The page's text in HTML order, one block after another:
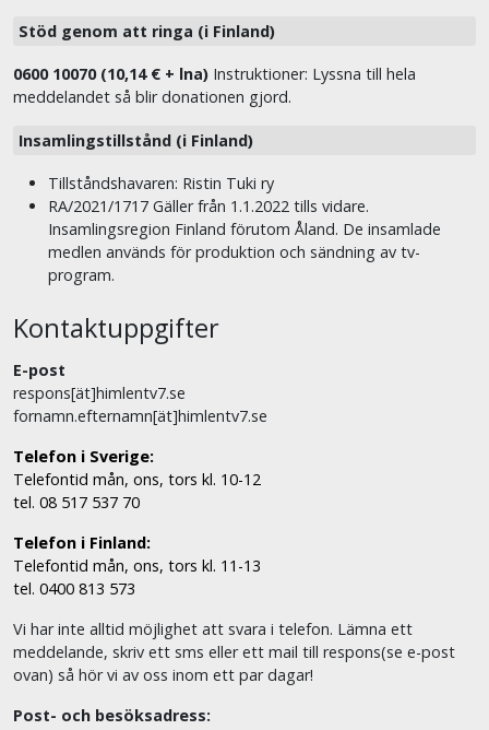
Stöd genom att ringa (i Finland)
0600 10070 (10,14 € + lna) Instruktioner: Lyssna till hela
meddelandet så blir donationen gjord.
Insamlingstillstånd (i Finland)
Tillståndshavaren: Ristin Tuki ry
RA/2021/1717 Gäller från 1.1.2022 tills vidare.
Insamlingsregion Finland förutom Åland. De insamlade
medlen används för produktion och sändning av tv-
program.
Kontaktuppgifter
E-post
respons[ät]himlentv7.se
fornamn.efternamn[ät]himlentv7.se
Telefon i Sverige:
Telefontid mån, ons, tors kl. 10-12
tel. 08 517 537 70
Telefon i Finland:
Telefontid mån, ons, tors kl. 11-13
tel. 0400 813 573
Vi har inte alltid möjlighet att svara i telefon. Lämna ett
meddelande, skriv ett sms eller ett mail till respons(se e-post
ovan) så hör vi av oss inom ett par dagar!
Post- och besöksadress: